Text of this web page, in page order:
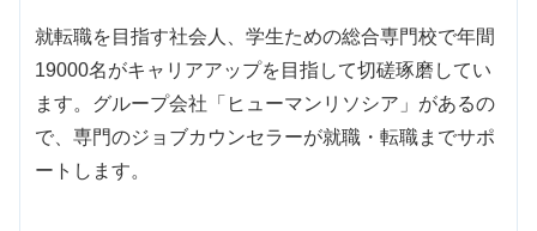
就転職を目指す社会人、学生ための総合専門校で年間
19000名がキャリアアップを目指して切磋琢磨してい
ます。グループ会社「ヒューマンリソシア」があるの
で、専門のジョブカウンセラーが就職・転職までサポ
ートします。